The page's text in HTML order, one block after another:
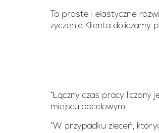
To proste i elastyczne
życzenie Klienta doliczamy
*Łączny czas pracy liczony
miejscu docelowym.
*W przypadku zleceń,